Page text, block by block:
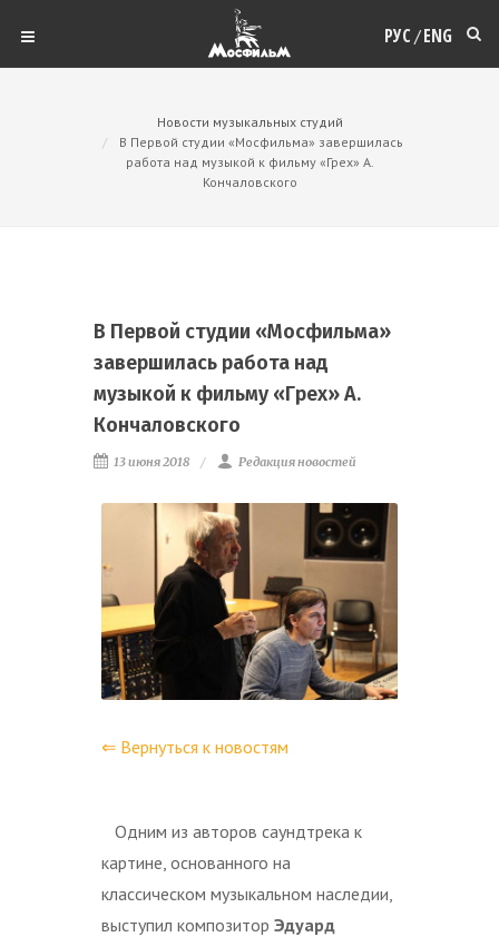
РУС /ENG
Новости музыкальных студий
В Первой студии «Мосфильма» завершилась
работа над музыкой к фильму «Грех» А.
Кончаловского
В Первой студии «Мосфильма»
завершилась работа над
музыкой к фильму «Грех» А.
Кончаловского
13 июня 2018 Редакция новостей
⇐ Вернуться к новостям
Одним из авторов саундтрека к
картине, основанного на
классическом музыкальном наследии,
выступил композитор Эдуард